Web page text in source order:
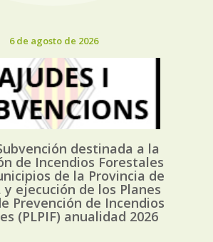
6 de agosto de 2026
destinada a la
de Incendios Forestales
de la Provincia de
ejecución de los Planes
Prevención de Incendios
(PLPIF) anualidad 2026